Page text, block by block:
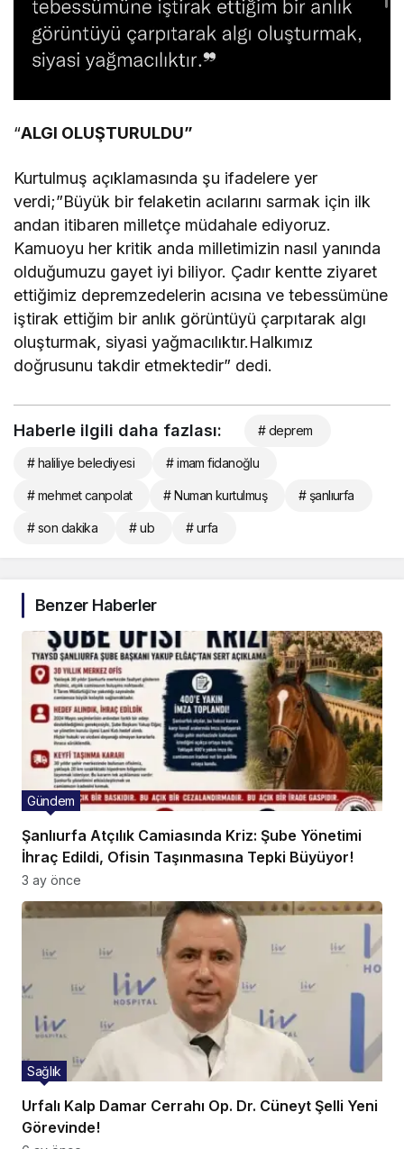
“ALGI OLUŞTURULDU”
Kurtulmuş açıklamasında şu ifadelere yer
verdi;”Büyük bir felaketin acılarını sarmak için ilk
andan itibaren milletçe müdahale ediyoruz.
Kamuoyu her kritik anda milletimizin nasıl yanında
olduğumuzu gayet iyi biliyor. Çadır kentte ziyaret
ettiğimiz depremzedelerin acısına ve tebessümüne
iştirak ettiğim bir anlık görüntüyü çarpıtarak algı
oluşturmak, siyasi yağmacılıktır.Halkımız
doğrusunu takdir etmektedir” dedi.
Haberle ilgili daha fazlası: # deprem
# haliliye belediyesi # imam fidanoğlu
# mehmet canpolat # Numan kurtulmuş # şanlıurfa
# son dakika # ub # urfa
Benzer Haberler
Şanlıurfa Atçılık Camiasında Kriz: Şube Yönetimi
İhraç Edildi, Ofisin Taşınmasına Tepki Büyüyor!
Gündem
3 ay önce
Urfalı Kalp Damar Cerrahı Op. Dr. Cüneyt Şelli Yeni
Görevinde!
Sağlık